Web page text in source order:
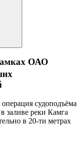
ОАО
судоподъёма
заливе реки Камга
в 20-ти метрах